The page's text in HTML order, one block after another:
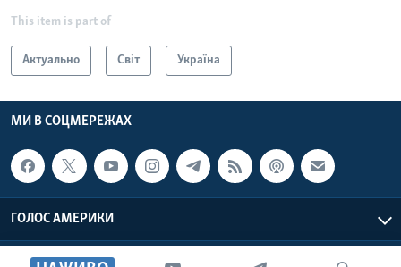
This item is part of
Актуально Світ Україна
МИ В СОЦМЕРЕЖАХ
ГОЛОС АМЕРИКИ